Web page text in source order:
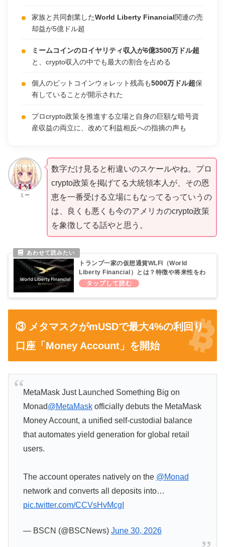
家族と共同創業したWorld Liberty Financial関連の売
却益が5億ドル超
ミームコインのロイヤリティ収入が6億3500万ドル超
と、crypto収入の中でも最大の割合を占める
個人のビットコインウォレット残高も5000万ドル超保
有していることが開示された
プロcrypto政策を推進する立場と自身の巨額な暗号資
産収益の両立に、改めて利益相反への指摘の声も
ミー
数字だけ見ると桁違いのスケールやね。プロ
crypto政策を掲げてる大統領本人が、その恩
恵を一番受ける立場にもなってるっていうの
は、良くも悪くも今のアメリカのcrypto政策
を象徴してる話やと思う。
トランプ一家の仮想通貨WLFI（World
Liberty Financial）とは？特徴や将来性をわ
かりやすく解説
③ メタマスクがmUSDで最大4%の利回り
口座「Money Account」を開始
MetaMask Just Launched Something Big on
Monad@MetaMaskofficially debuts the MetaMask
Money Account, a unified self-custodial balance
that automates yield generation for global retail
users.
The account operates natively on the @Monad
network and converts all deposits into…
pic.twitter.com/CCVsHvMcgI
— BSCN (@BSCNews) June 30, 2026